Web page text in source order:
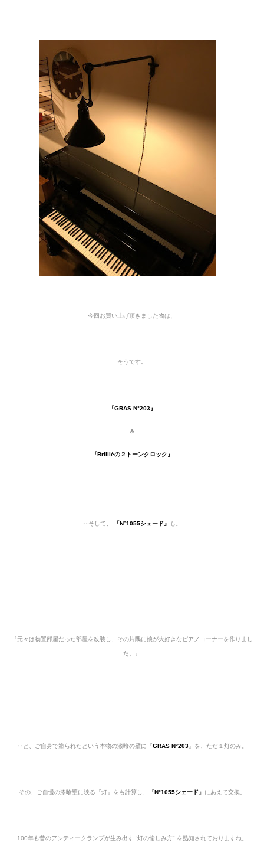
今回お買い上げ頂きました物は
そうです。
『GRAS N°203』
＆
『Brilliéの２トーンクロック』
‥そして、 『N°1055シェード』 も。
『元々は物置部屋だった部屋を改装し、その片隅に娘が大好きなピアノコーナーを作りまし
た 。』
‥と、ご自身で塗られたという本物の漆喰の壁に『GRAS N°203』を、ただ１灯のみ。
その、ご自慢の漆喰壁に映る 『灯』をも計算し、 『N°1055シェード 』 にあえて交換。
100年も昔のアンティークランプが生み出す “灯の愉しみ方" を熟知されておりますね。